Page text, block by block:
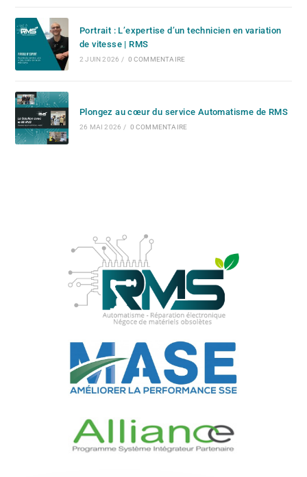
Portrait : L’expertise d’un technicien en variation
de vitesse | RMS
2 JUIN 2026 / 0 COMMENTAIRE
Plongez au cœur du service Automatisme de RMS
26 MAI 2026 / 0 COMMENTAIRE